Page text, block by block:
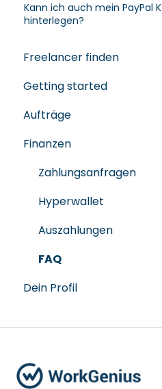
Kann ich auch mein PayPal
hinterlegen?
Freelancer finden
Getting started
Registrierung &
Account-Setup und
FAQ
Aufträge
Aufträge finden
Bewerbungen
Verträge &
FAQ
Finanzen
Zahlungsanfragen
Hyperwallet
Auszahlungen
FAQ
Dein Profil